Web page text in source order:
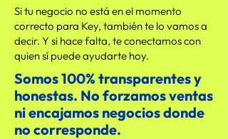
Si tu negocio no está en el momento
correcto para Key, también te lo vamos a
decir. Y si hace falta, te conectamos con
quien sí puede ayudarte hoy.
Somos 100% transparentes y
honestas. No forzamos ventas
ni encajamos negocios donde
no corresponde.